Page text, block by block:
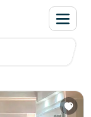
مسح